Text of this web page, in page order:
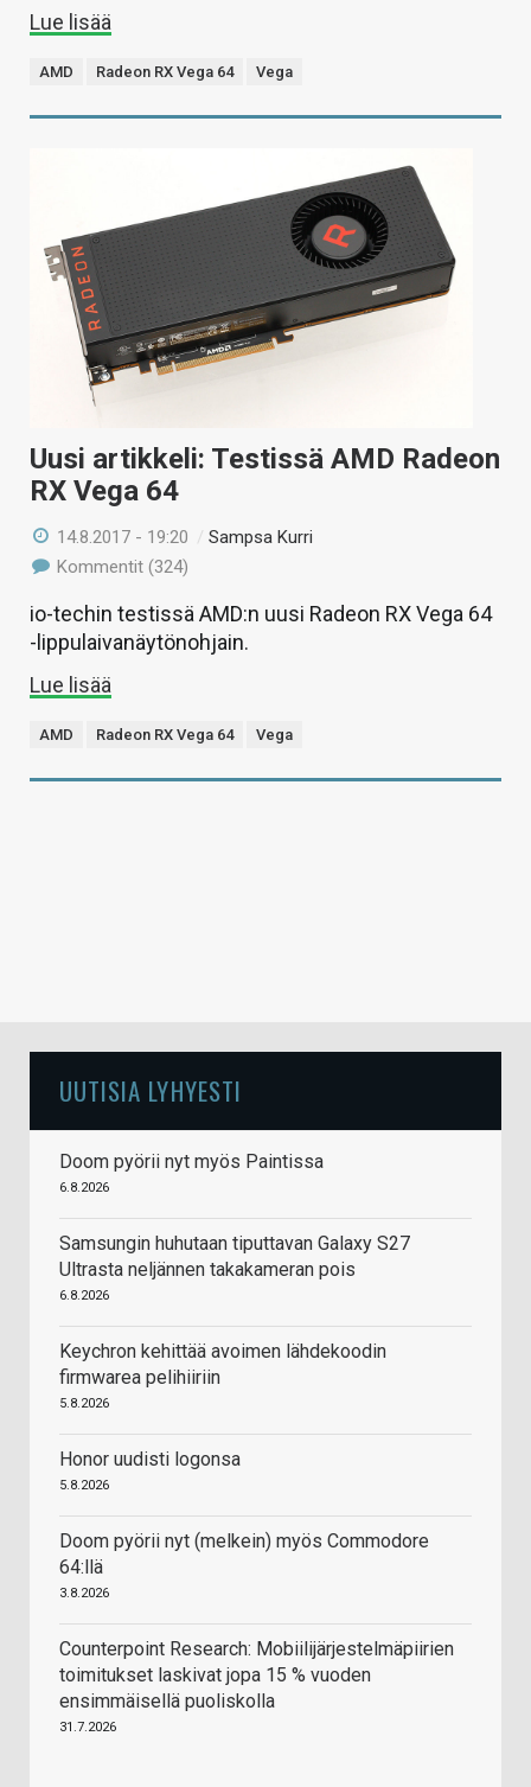
Lue lisää
AMD Radeon RX Vega 64 Vega
Uusi artikkeli: Testissä AMD Radeon
RX Vega 64
14.8.2017 - 19:20 /Sampsa Kurri
Kommentit (324)
io-techin testissä AMD:n uusi Radeon RX Vega 64
-lippulaivanäytönohjain.
Lue lisää
AMD Radeon RX Vega 64 Vega
UUTISIA LYHYESTI
Doom pyörii nyt myös Paintissa
6.8.2026
Samsungin huhutaan tiputtavan Galaxy S27
Ultrasta neljännen takakameran pois
6.8.2026
Keychron kehittää avoimen lähdekoodin
firmwarea pelihiiriin
5.8.2026
Honor uudisti logonsa
5.8.2026
Doom pyörii nyt (melkein) myös Commodore
64:llä
3.8.2026
Counterpoint Research: Mobiilijärjestelmäpiirien
toimitukset laskivat jopa 15 % vuoden
ensimmäisellä puoliskolla
31.7.2026